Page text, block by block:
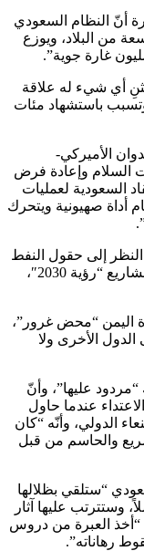
أنّ النظام السعودي
من البلاد، ويوزع
غارة جوية”.
أي شيء له علاقة
باستشهاد مئات
الأميركي-
السلام وإعادة فرض
السعودية لعمليات
أداة صهيونية ويتحرك
إلى حقول النفط
و”أرامكو” و”ينبع” وبقية الموانئ وبورصته ومشاريع “رؤية 2030″،
اليمن “محض غرور”،
الأخرى ولا
عليها”، وأنّ
عندما حاول
الدولي، وأنّه “كان
والحاسم من قبل
“ستلقي بظلالها
وستترتب عليها آثار
“أخذ العبرة من دروس
رهاناته”.